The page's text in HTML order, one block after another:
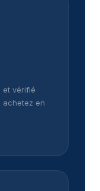
et vérifié
achetez en